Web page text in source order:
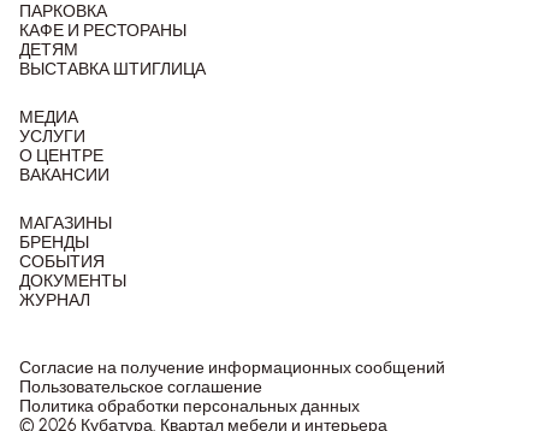
ПАРКОВКА
КАФЕ И РЕСТОРАНЫ
ДЕТЯМ
ВЫСТАВКА ШТИГЛИЦА
МЕДИА
УСЛУГИ
О ЦЕНТРЕ
ВАКАНСИИ
МАГАЗИНЫ
БРЕНДЫ
СОБЫТИЯ
ДОКУМЕНТЫ
ЖУРНАЛ
© 2026 Кубатура. Квартал мебели и интерьера
Согласие на получение информационных сообщений
Пользовательское соглашение
Политика обработки персональных данных